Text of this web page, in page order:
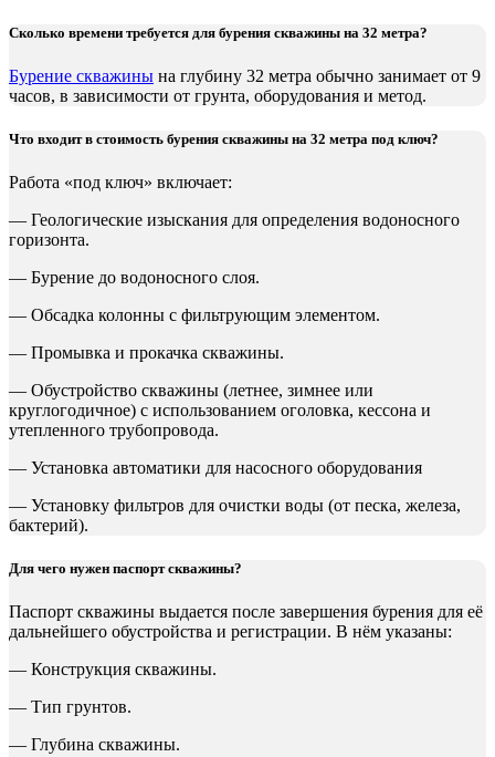
Сколько времени требуется для бурения скважины на 32 метра?
Бурение скважины на глубину 32 метра обычно занимает от 9
часов, в зависимости от грунта, оборудования и метод.
Что входит в стоимость бурения скважины на 32 метра под ключ?
Работа «под ключ» включает:
— Геологические изыскания для определения водоносного
горизонта.
— Бурение до водоносного слоя.
— Обсадка колонны с фильтрующим элементом.
— Промывка и прокачка скважины.
— Обустройство скважины (летнее, зимнее или
круглогодичное) с использованием оголовка, кессона и
утепленного трубопровода.
— Установка автоматики для насосного оборудования
— Установку фильтров для очистки воды (от песка, железа,
бактерий).
Для чего нужен паспорт скважины?
Паспорт скважины выдается после завершения бурения для её
дальнейшего обустройства и регистрации. В нём указаны:
— Конструкция скважины.
— Тип грунтов.
— Глубина скважины.